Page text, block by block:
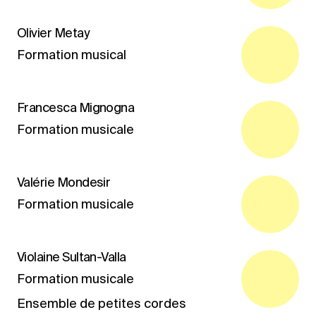
Olivier Metay
Formation musical
Francesca Mignogna
Formation musicale
Valérie Mondesir
Formation musicale
Violaine Sultan-Valla
Formation musicale
Ensemble de petites cordes